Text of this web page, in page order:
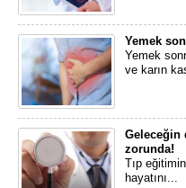
Yemek
Yemek
ve karın
Geleceğin
zorunda!
​Tıp
hayatını...